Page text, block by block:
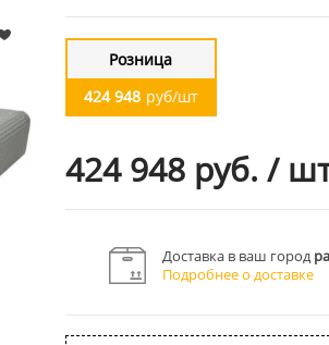
Розница
424 948 руб/шт
424 948 руб. /
Доставка в ваш город
Подробнее о доставке